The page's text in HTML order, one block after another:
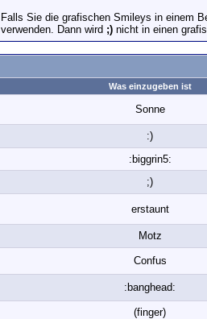
Falls Sie die grafischen Smileys in einem
verwenden. Dann wird ;) nicht in einen
Was einzugeben ist
Sonne
:)
:biggrin5:
;)
erstaunt
Motz
Confus
:banghead:
(finger)